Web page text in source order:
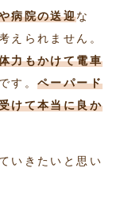
病院の送迎な
えられません。
力もかけて電車
す。ペーパード
けて本当に良か
いきたいと思い